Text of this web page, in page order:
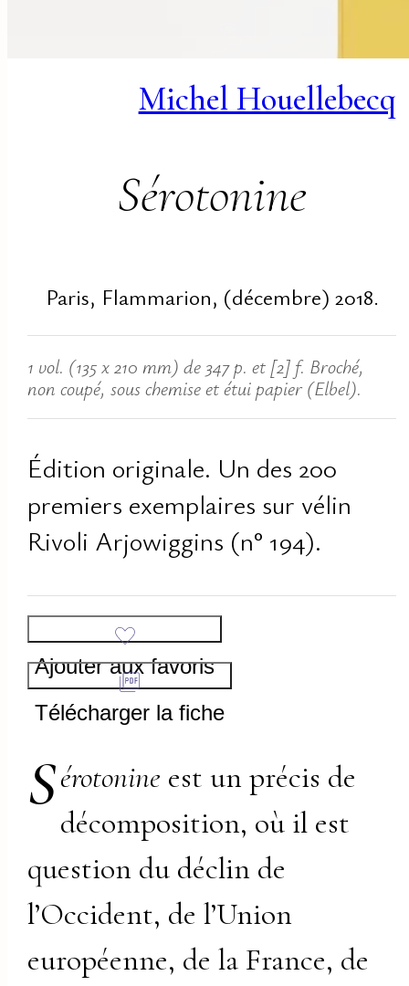
Michel Houellebecq
Sérotonine
Paris, Flammarion, (décembre) 2018.
1 vol. (135 x 210 mm) de 347 p. et [2] f. Broché,
non coupé, sous chemise et étui papier (Elbel).
Édition originale. Un des 200
premiers exemplaires sur vélin
Rivoli Arjowiggins (n° 194).
Ajouter aux favoris
Télécharger la fiche
Sérotonine est un précis de
décomposition, où il est
question du déclin de
l’Occident, de l’Union
européenne, de la France, de